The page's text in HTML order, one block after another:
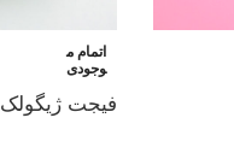
اتمام م
وجودی
فیجت ژیگولک